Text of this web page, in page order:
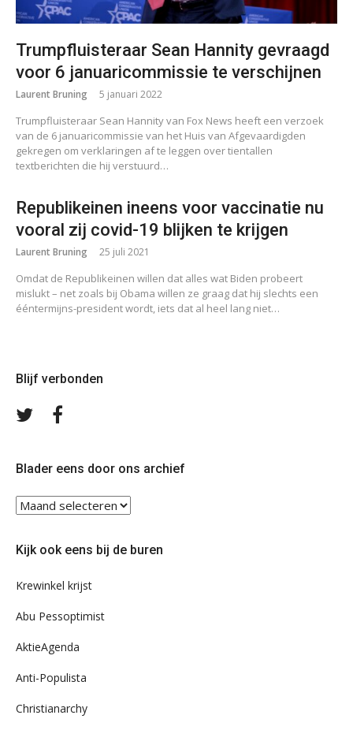
Trumpfluisteraar Sean Hannity gevraagd
voor 6 januaricommissie te verschijnen
Laurent Bruning 5 januari 2022
Trumpfluisteraar Sean Hannity van Fox News heeft een verzoek
van de 6 januaricommissie van het Huis van Afgevaardigden
gekregen om verklaringen af te leggen over tientallen
textberichten die hij verstuurd…
Republikeinen ineens voor vaccinatie nu
vooral zij covid-19 blijken te krijgen
Laurent Bruning 25 juli 2021
Omdat de Republikeinen willen dat alles wat Biden probeert
mislukt – net zoals bij Obama willen ze graag dat hij slechts een
ééntermijns-president wordt, iets dat al heel lang niet…
Blijf verbonden
Volg
Blader eens door ons archief
Blader
eens
ons
Kijk ook eens bij de buren
Krewinkel krijst
Abu Pessoptimist
AktieAgenda
Anti-Populista
Christianarchy